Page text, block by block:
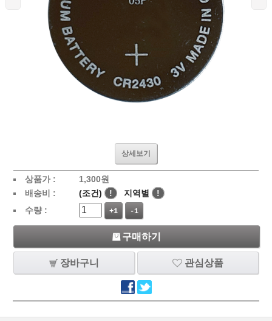
상세보기
상품가 : 1,300원
배송비 :
(조건) ! 지역별
!
수량 :
+1 -1
구매하기
장바구니 관심상품